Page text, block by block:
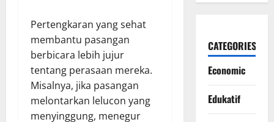
Pertengkaran yang sehat
membantu pasangan
berbicara lebih jujur
tentang perasaan mereka.
Misalnya, jika pasangan
melontarkan lelucon yang
menyinggung, menegur
CATEGORIES
Economic
Edukatif